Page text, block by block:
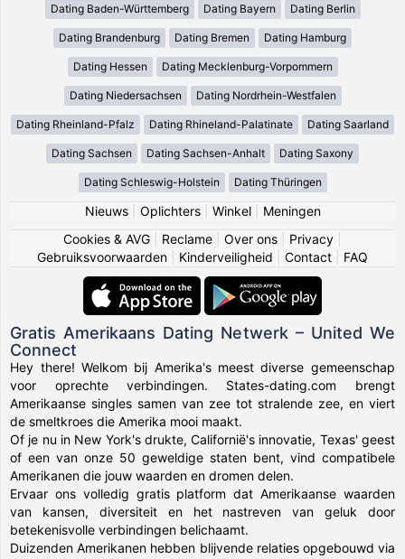
Dating Baden-Württemberg Dating Bayern Dating Berlin
Dating Brandenburg Dating Bremen Dating Hamburg
Dating Hessen Dating Mecklenburg-Vorpommern
Dating Niedersachsen Dating Nordrhein-Westfalen
Dating Rheinland-Pfalz Dating Rhineland-Palatinate Dating Saarland
Dating Sachsen Dating Sachsen-Anhalt Dating Saxony
Dating Schleswig-Holstein Dating Thüringen
Nieuws| Oplichters| Winkel| Meningen
Cookies & AVG
Reclame Over ons Privacy
Gebruiksvoorwaarden
Kinderveiligheid Contact FAQ
Gratis Amerikaans Dating Netwerk – United We
Connect
Hey there! Welkom bij Amerika's meest diverse gemeenschap
voor oprechte verbindingen. States-dating.com brengt
Amerikaanse singles samen van zee tot stralende zee, en viert
de smeltkroes die Amerika mooi maakt.
Of je nu in New York's drukte, Californië's innovatie, Texas' geest
of een van onze 50 geweldige staten bent, vind compatibele
Amerikanen die jouw waarden en dromen delen.
Ervaar ons volledig gratis platform dat Amerikaanse waarden
van kansen, diversiteit en het nastreven van geluk door
betekenisvolle verbindingen belichaamt.
Duizenden Amerikanen hebben blijvende relaties opgebouwd via